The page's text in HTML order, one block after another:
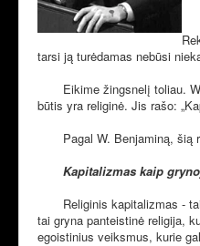
tarsi ją turėdamas nebūsi
Eikime žingsnelį toliau.
būtis yra religinė. Jis rašo:
Pagal W. Benjaminą, šią
Kapitalizmas kaip
Religinis kapitalizmas - tai
tai gryna panteistinė religija,
egoistinius veiksmus, kurie